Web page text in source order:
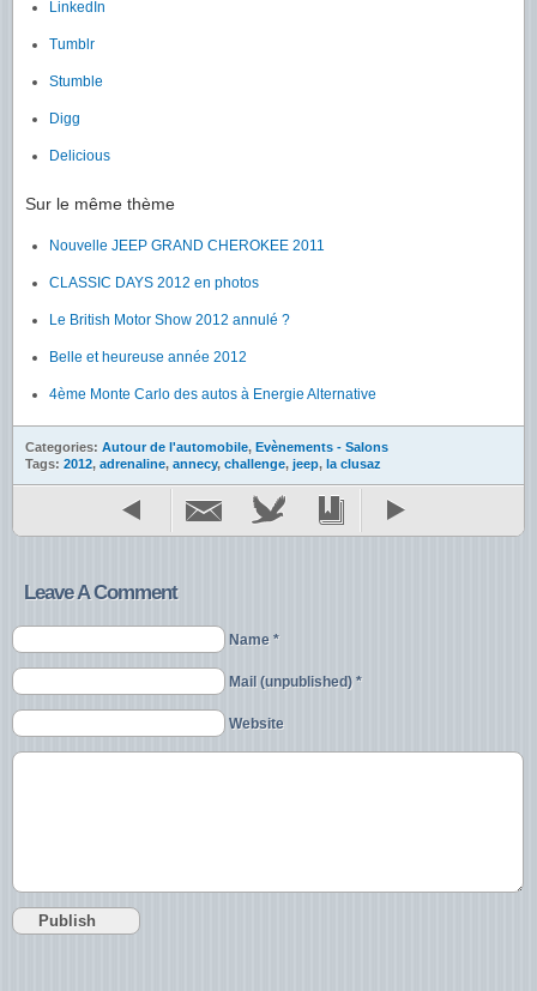
LinkedIn
Tumblr
Stumble
Digg
Delicious
Sur le même thème
Nouvelle JEEP GRAND CHEROKEE 2011
CLASSIC DAYS 2012 en photos
Le British Motor Show 2012 annulé ?
Belle et heureuse année 2012
4ème Monte Carlo des autos à Energie Alternative
Categories: Autour de l'automobile, Evènements - Salons
Tags: 2012, adrenaline, annecy, challenge, jeep, la clusaz
Leave A Comment
Name *
Mail (unpublished) *
Website